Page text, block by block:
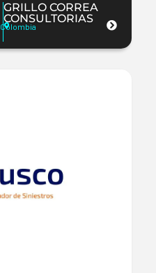
GRILLO CORREA
CONSULTORIAS
Colombia